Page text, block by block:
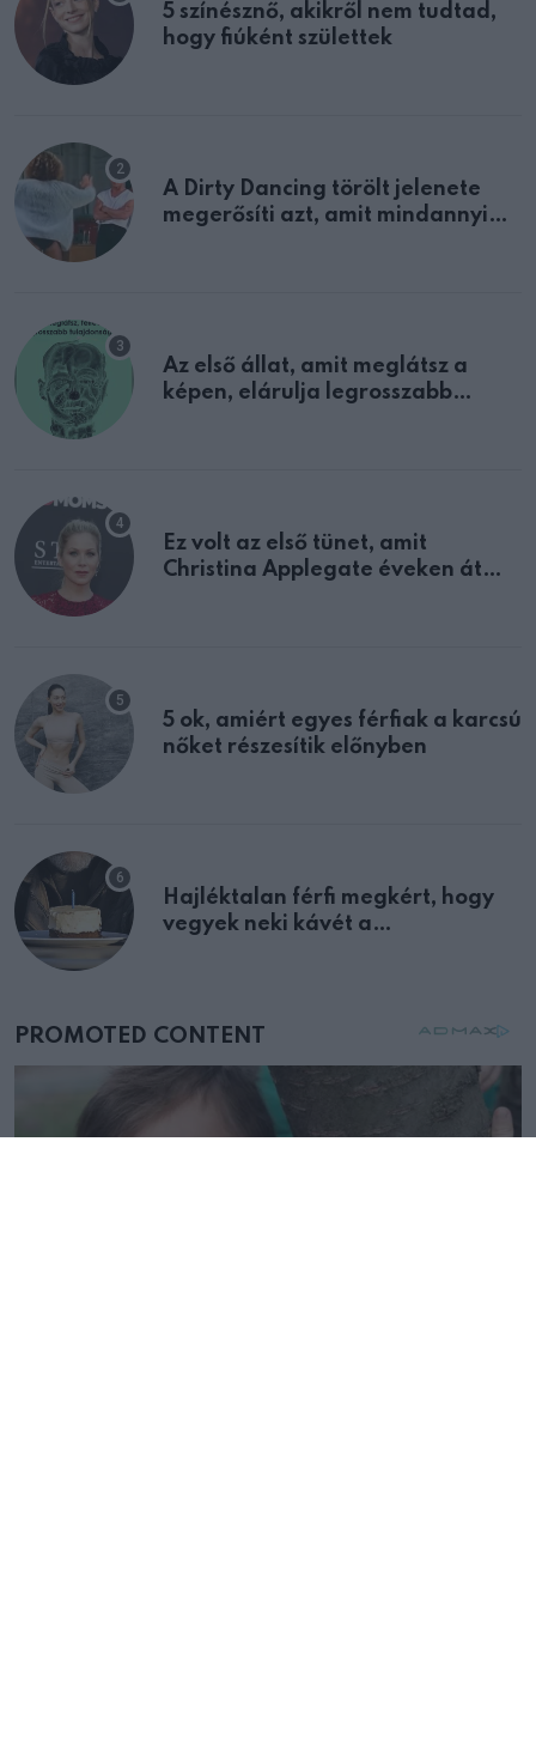
5 színésznő, akikről nem tudtad,
hogy fiúként születtek
A Dirty Dancing törölt jelenete
megerősíti azt, amit mindannyian
Az első állat, amit meglátsz a
képen, elárulja legrosszabb
Ez volt az első tünet, amit
Christina Applegate éveken át
5 ok, amiért egyes férfiak a karcsú
nőket részesítik előnyben
Hajléktalan férfi megkért, hogy
vegyek neki kávét a